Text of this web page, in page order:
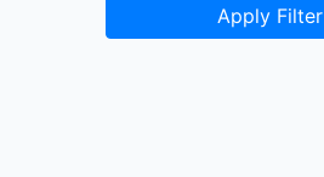
Apply Filter